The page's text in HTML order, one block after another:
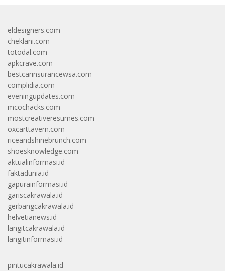
eldesigners.com
cheklani.com
totodal.com
apkcrave.com
bestcarinsurancewsa.com
complidia.com
eveningupdates.com
mcochacks.com
mostcreativeresumes.com
oxcarttavern.com
riceandshinebrunch.com
shoesknowledge.com
aktualinformasi.id
faktadunia.id
gapurainformasi.id
gariscakrawala.id
gerbangcakrawala.id
helvetianews.id
langitcakrawala.id
langitinformasi.id
pintucakrawala.id